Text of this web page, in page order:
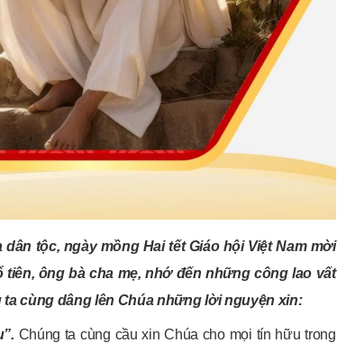
tộc, ngày mồng Hai tết Giáo hội Việt Nam mời
ông bà cha mẹ, nhớ đến những công lao vất
cùng dâng lên Chúa những lời nguyện xin:
Chúng ta cùng cầu xin Chúa cho mọi tín hữu trong